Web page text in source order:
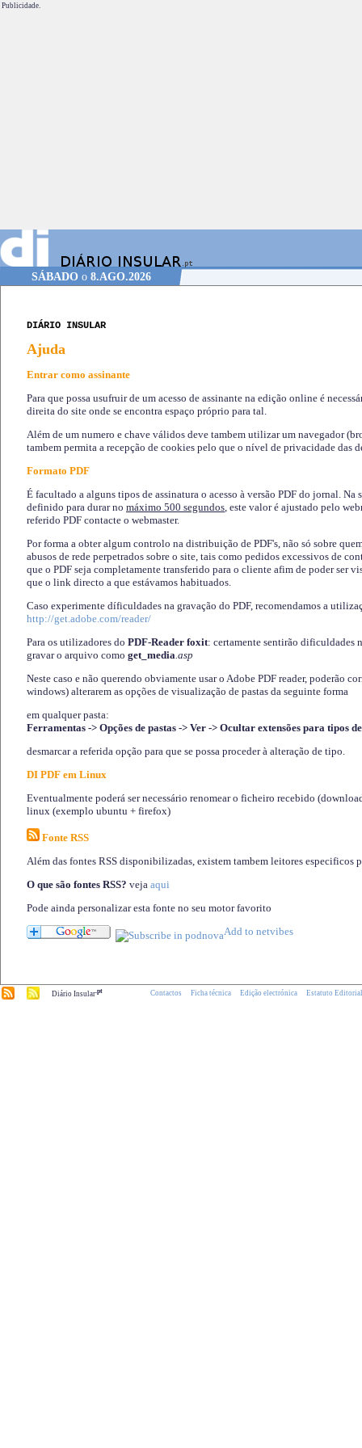
Publicidade.
SÁBADOo 8.AGO.2026
DIÁRIO INSULAR
Ajuda
Entrar como assinante
Para que possa usufruir de um acesso de assinante na edição online é
direita do site onde se encontra espaço próprio para tal.
Além de um numero e chave válidos deve tambem utilizar um navegador
tambem permita a recepção de cookies pelo que o nível de privacidade das
Formato PDF
É facultado a alguns tipos de assinatura o acesso à versão PDF do jornal. Na
definido para durar no máximo 500 segundos, este valor é ajustado pelo
referido PDF contacte o webmaster.
Por forma a obter algum controlo na distribuição de PDF's, não só sobre
abusos de rede perpetrados sobre o site, tais como pedidos excessivos de
que o PDF seja completamente transferido para o cliente afim de poder ser
que o link directo a que estávamos habituados.
Caso experimente díficuldades na gravação do PDF, recomendamos a
http://get.adobe.com/reader/
Para os utilizadores do PDF-Reader foxit: certamente sentirão dificuldades
gravar o arquivo como get_media.asp
Neste caso e não querendo obviamente usar o Adobe PDF reader, poderão
windows) alterarem as opções de visualização de pastas da seguinte forma
em qualquer pasta:
Ferramentas -> Opções de pastas -> Ver -> Ocultar extensões para tipos
desmarcar a referida opção para que se possa proceder à alteração de tipo.
DI PDF em Linux
Eventualmente poderá ser necessário renomear o ficheiro recebido
linux (exemplo ubuntu + firefox)
Fonte RSS
Além das fontes RSS disponibilizadas, existem tambem leitores especificos
O que são fontes RSS? veja aqui
Pode ainda personalizar esta fonte no seu motor favorito
Diário Insular.pt Contactos Ficha técnica Edição electrónica Estatuto Editorial